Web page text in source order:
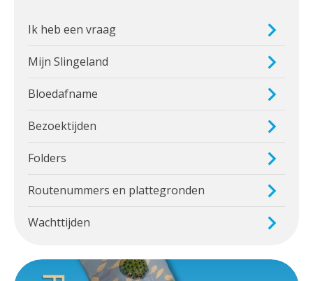
Ik heb een vraag
Mijn Slingeland
Bloedafname
Bezoektijden
Folders
Routenummers en plattegronden
Wachttijden